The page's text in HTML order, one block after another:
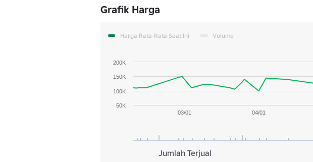
Grafik Harga
Harga Rata-Rata Saat Ini Volume
03/01 04/01
100K
200K
50K
150K
Jumlah Terjual